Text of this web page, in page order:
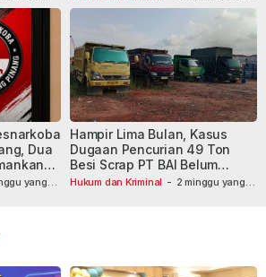
yang
Dua
Center
Hukum dan Kriminal - 2 minggu yang
Hampir Lima Bulan, Kasus
Dugaan Pencurian 49 Ton
Besi Scrap PT BAI Belum
Tetapkan Tersangka